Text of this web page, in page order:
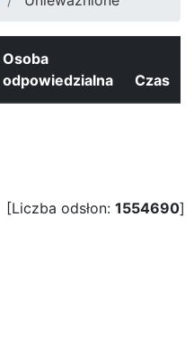
Osoba
odpowiedzialna
Czas
[Liczba odsłon: 1554690]